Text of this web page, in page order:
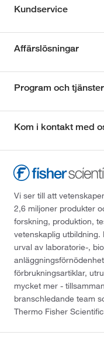
Kundservice
Affärslösningar
Program och tjänster
Kom i kontakt med
Vi ser till att
2,6 miljoner produkter
forskning, produktion,
vetenskaplig
urval av laboratorie-,
förbrukningsartiklar,
mycket mer -
branschledande team
Thermo Fisher